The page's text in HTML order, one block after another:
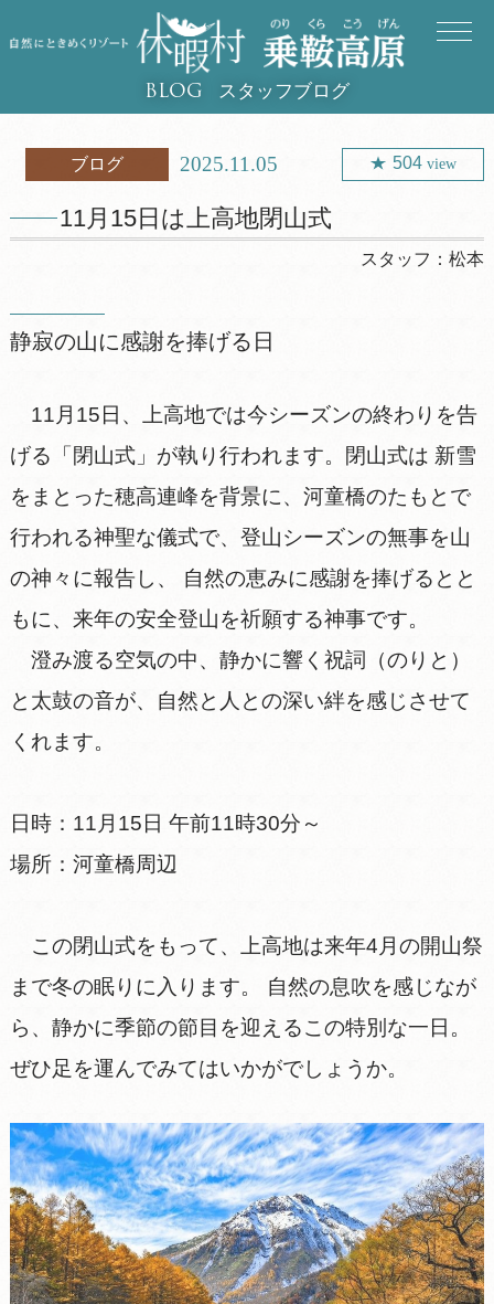
BLOG スタッフブログ
ブログ 2025.11.05 504 view
11月15日は上高地閉山式
スタッフ：松本
静寂の山に感謝を捧げる日
11月15日、上高地では今シーズンの終わりを告
げる「閉山式」が執り行われます。閉山式は 新雪
をまとった穂高連峰を背景に、河童橋のたもとで
行われる神聖な儀式で、登山シーズンの無事を山
の神々に報告し、 自然の恵みに感謝を捧げるとと
もに、来年の安全登山を祈願する神事です。
澄み渡る空気の中、静かに響く祝詞（のりと）
と太鼓の音が、自然と人との深い絆を感じさせて
くれます。
日時：11月15日 午前11時30分～
場所：河童橋周辺
この閉山式をもって、上高地は来年4月の開山祭
まで冬の眠りに入ります。 自然の息吹を感じなが
ら、静かに季節の節目を迎えるこの特別な一日。
ぜひ足を運んでみてはいかがでしょうか。